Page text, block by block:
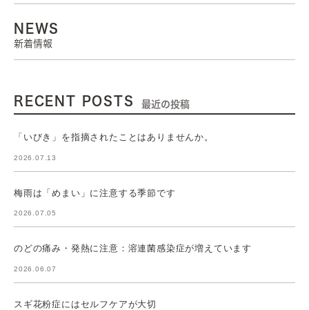
NEWS
新着情報
RECENT POSTS 最近の投稿
「いびき」を指摘されたことはありませんか。
2026.07.13
梅雨は「めまい」に注意する季節です
2026.07.05
のどの痛み・発熱に注意：溶連菌感染症が増えています
2026.06.07
スギ花粉症にはセルフケアが大切